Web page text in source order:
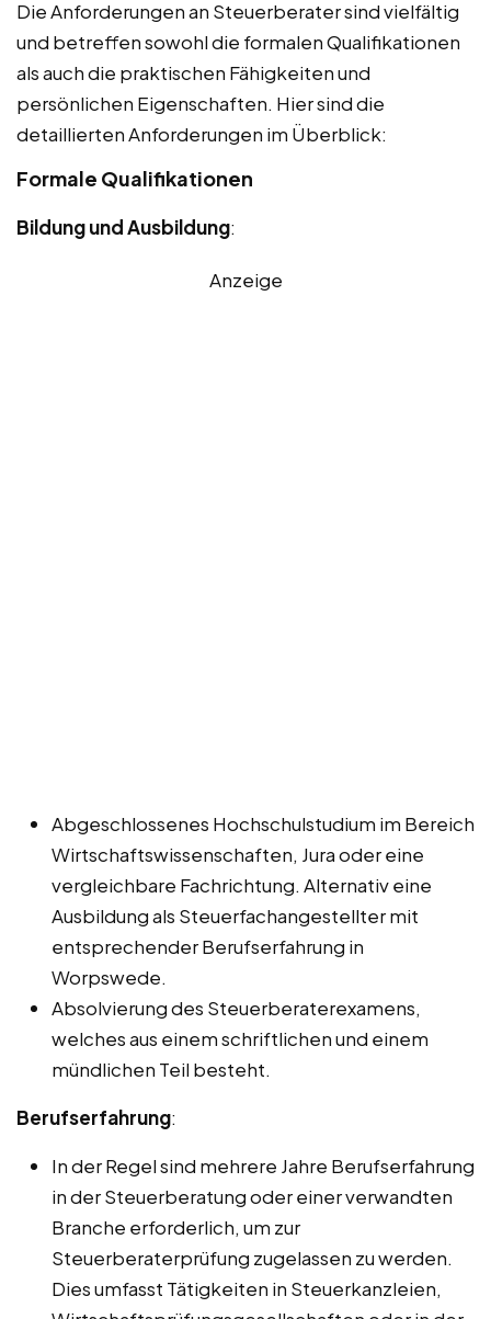
Die Anforderungen an Steuerberater sind vielfältig
und betreffen sowohl die formalen Qualifikationen
als auch die praktischen Fähigkeiten und
persönlichen Eigenschaften. Hier sind die
detaillierten Anforderungen im Überblick:
Formale Qualifikationen
Bildung und Ausbildung:
Anzeige
Abgeschlossenes Hochschulstudium im Bereich
Wirtschaftswissenschaften, Jura oder eine
vergleichbare Fachrichtung. Alternativ eine
Ausbildung als Steuerfachangestellter mit
entsprechender Berufserfahrung in
Worpswede.
Absolvierung des Steuerberaterexamens,
welches aus einem schriftlichen und einem
mündlichen Teil besteht.
Berufserfahrung:
In der Regel sind mehrere Jahre Berufserfahrung
in der Steuerberatung oder einer verwandten
Branche erforderlich, um zur
Steuerberaterprüfung zugelassen zu werden.
Dies umfasst Tätigkeiten in Steuerkanzleien,